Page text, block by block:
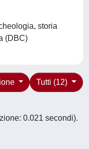
storia
(DBC)
Tutti (12)
0.021 secondi).